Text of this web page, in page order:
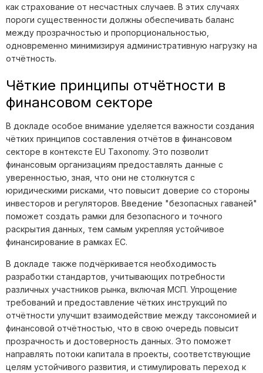
как страхование от несчастных случаев. В этих случаях
пороги существенности должны обеспечивать баланс
между прозрачностью и пропорциональностью,
одновременно минимизируя административную нагрузку на
отчётность.
Чёткие принципы отчётности в
финансовом секторе
В докладе особое внимание уделяется важности создания
чётких принципов составления отчётов в финансовом
секторе в контексте EU Taxonomy. Это позволит
финансовым организациям предоставлять данные с
уверенностью, зная, что они не столкнутся с
юридическими рисками, что повысит доверие со стороны
инвесторов и регуляторов. Введение "безопасных гаваней"
поможет создать рамки для безопасного и точного
раскрытия данных, тем самым укрепляя устойчивое
финансирование в рамках ЕС.
В докладе также подчёркивается необходимость
разработки стандартов, учитывающих потребности
различных участников рынка, включая МСП. Упрощение
требований и предоставление чётких инструкций по
отчётности улучшит взаимодействие между таксономией и
финансовой отчётностью, что в свою очередь повысит
прозрачность и достоверность данных. Это поможет
направлять потоки капитала в проекты, соответствующие
целям устойчивого развития, и стимулировать переход к